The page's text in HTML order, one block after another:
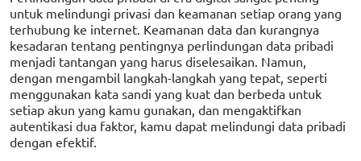
untuk melindungi privasi dan keamanan setiap orang yang
terhubung ke internet. Keamanan data dan kurangnya
kesadaran tentang pentingnya perlindungan data pribadi
menjadi tantangan yang harus diselesaikan. Namun,
dengan mengambil langkah-langkah yang tepat, seperti
menggunakan kata sandi yang kuat dan berbeda untuk
setiap akun yang kamu gunakan, dan mengaktifkan
autentikasi dua faktor, kamu dapat melindungi data pribadi
dengan efektif.